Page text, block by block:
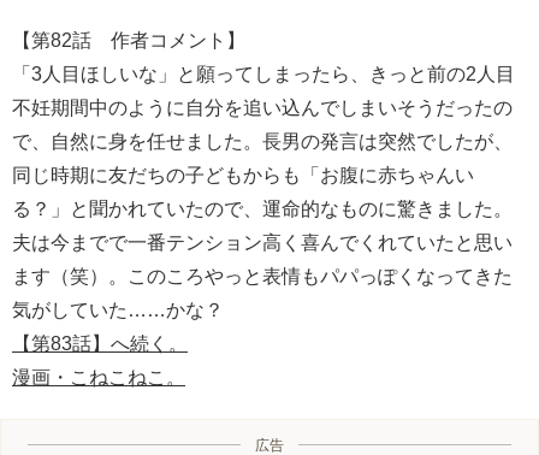
【第82話 作者コメント】
「3人目ほしいな」と願ってしまったら、きっと前の2人目
不妊期間中のように自分を追い込んでしまいそうだったの
で、自然に身を任せました。長男の発言は突然でしたが、
同じ時期に友だちの子どもからも「お腹に赤ちゃんい
る？」と聞かれていたので、運命的なものに驚きました。
夫は今までで一番テンション高く喜んでくれていたと思い
ます（笑）。このころやっと表情もパパっぽくなってきた
気がしていた……かな？
【第83話】へ続く。
漫画・こねこねこ。
広告